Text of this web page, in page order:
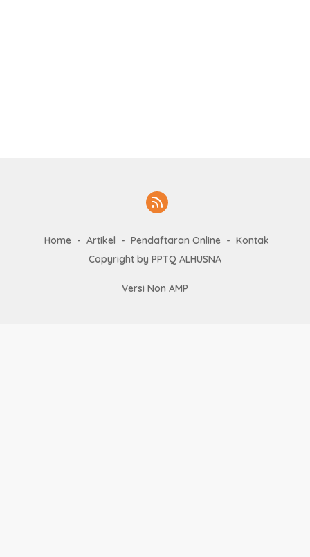
Home Artikel Pendaftaran Online
Kontak
Copyright by PPTQ ALHUSNA
Versi Non AMP